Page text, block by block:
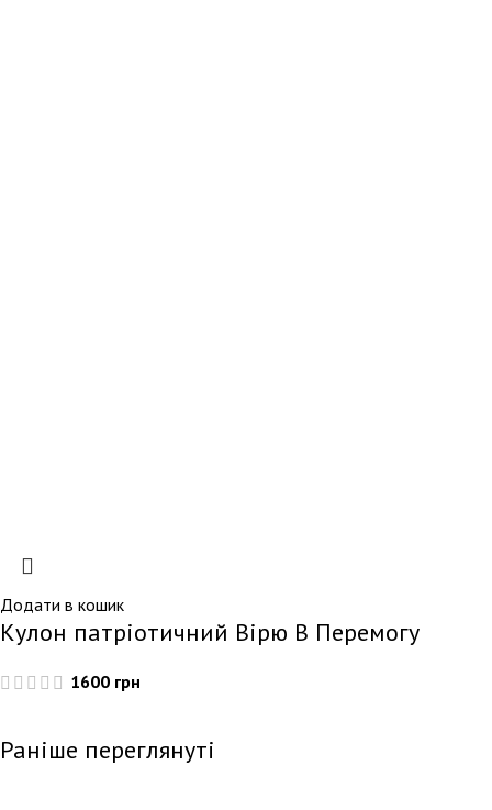
Додати в кошик
Кулон патріотичний Вірю В Перемогу
1600 грн
Раніше переглянуті